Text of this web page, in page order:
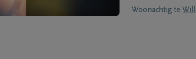
Woonachtig te